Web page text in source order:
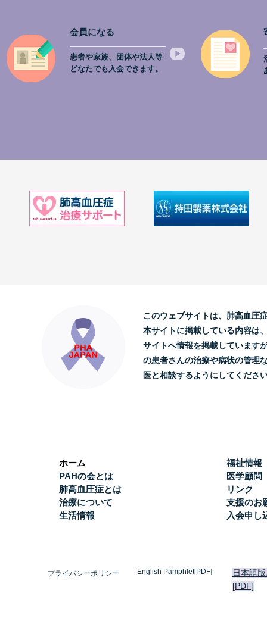
会員になる
患者や家族、団体や法人等
どなたでも入会できます。
このウェブサイトは、肺高血圧
本サイトに掲載している内容は
サイトへ情報を掲載しています
の患者さんの治療や病状の管理
医と相談するようにしてくださ
ホーム
PAHの会とは
肺高血圧症とは
治療について
生活情報
福祉情報
医学顧問
リンク
支援のお
入会申し
プライバシーポリシー English Pamphlet[PDF]
日本語
[PDF]